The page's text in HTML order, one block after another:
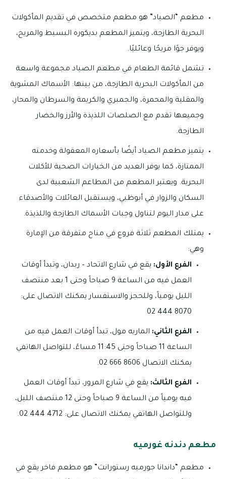
مطعم “الصياد” هو مطعم متخصص في تقديم المأكولات
البحرية الطازجة، ويتميز المطعم بديكوره البسيط والمريح،
ويوفر جوًا مريحًا وعائليًا.
تشمل قائمة الطعام في مطعم الصياد مجموعة واسعة
من المأكولات البحرية الطازجة، من بينها: الأسماك المشوية
والمقلية والمحمرة، والجمبري والكريمة والسرطان والمحار،
وجميعها تقدم مع الصلصات اللذيذة والأرز والخضار
الطازجة.
يتميز مطعم الصياد أيضًا بأسعاره المعقولة وخدمته
الممتازة، كما يوفر العديد من الخيارات الصحية للأكلات
البحرية. ويعتبر المطعم من المطاعم الشعبية لدى
السكان والزوار في أبوظبي، ويستقبل العائلات والأصدقاء
على مدار اليوم لتناول وجبات الأسماك الطازجة واللذيذة.
يمتلك المطعم ثلاثة فروع في مناح متفرقة من الإمارة
وهي:
الفرع الأول: يقع في شارع الاتحاد – ربدان، وتبدأ أوقات
العمل فيه من الساعة 9 صباحاً وحتى 1 بعد منتصف
الليل يومياً، وللحجز والاستفسار يمكنك الاتصال على:
8070 444 02
الفرع الثاني: الماريه مول، تبدأ أوقات العمل فيه من
الساعة 11 صباحاً وحتى 11:45 مساءً، للتواصل الهاتفي
يمكنك الاتصال 8606 666 02.
الفرع الثالث: يقع في شارع المرور، تبدأ أوقات العمل
فيه يومياً من الساعة 9 صباحاً وحتى 12 منتصف الليل،
وللتواصل الهاتفي يمكنك الاتصال على: 4712 444 02.
مطعم دندنه غورميه
مطعم “داندانا جورميه رستورانت” هو مطعم فاخر يقع في